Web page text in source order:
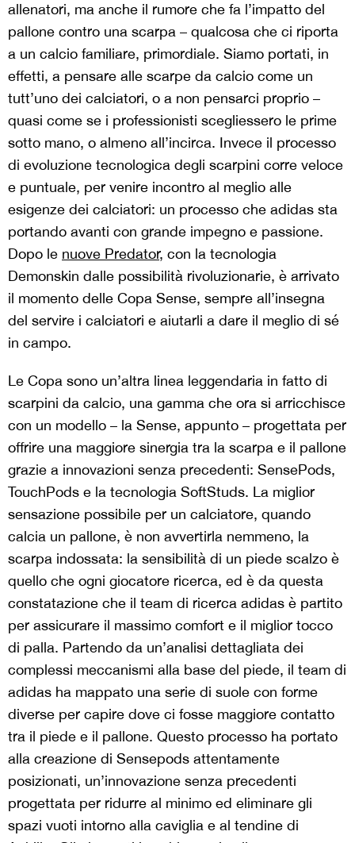
allenatori, ma anche il rumore che fa l’impatto del
pallone contro una scarpa – qualcosa che ci riporta
a un calcio familiare, primordiale. Siamo portati, in
effetti, a pensare alle scarpe da calcio come un
tutt’uno dei calciatori, o a non pensarci proprio –
quasi come se i professionisti scegliessero le prime
sotto mano, o almeno all’incirca. Invece il processo
di evoluzione tecnologica degli scarpini corre veloce
e puntuale, per venire incontro al meglio alle
esigenze dei calciatori: un processo che adidas sta
portando avanti con grande impegno e passione.
Dopo le nuove Predator, con la tecnologia
Demonskin dalle possibilità rivoluzionarie, è arrivato
il momento delle Copa Sense, sempre all’insegna
del servire i calciatori e aiutarli a dare il meglio di sé
in campo.
Le Copa sono un’altra linea leggendaria in fatto di
scarpini da calcio, una gamma che ora si arricchisce
con un modello – la Sense, appunto – progettata per
offrire una maggiore sinergia tra la scarpa e il pallone
grazie a innovazioni senza precedenti: SensePods,
TouchPods e la tecnologia SoftStuds. La miglior
sensazione possibile per un calciatore, quando
calcia un pallone, è non avvertirla nemmeno, la
scarpa indossata: la sensibilità di un piede scalzo è
quello che ogni giocatore ricerca, ed è da questa
constatazione che il team di ricerca adidas è partito
per assicurare il massimo comfort e il miglior tocco
di palla. Partendo da un’analisi dettagliata dei
complessi meccanismi alla base del piede, il team di
adidas ha mappato una serie di suole con forme
diverse per capire dove ci fosse maggiore contatto
tra il piede e il pallone. Questo processo ha portato
alla creazione di Sensepods attentamente
posizionati, un’innovazione senza precedenti
progettata per ridurre al minimo ed eliminare gli
spazi vuoti intorno alla caviglia e al tendine di